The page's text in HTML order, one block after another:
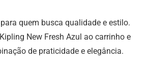
quem busca qualidade e estilo.
New Fresh Azul ao carrinho e
de praticidade e elegância.